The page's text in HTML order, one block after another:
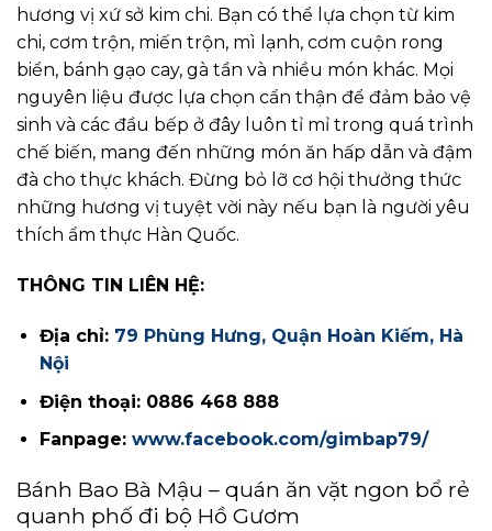
hương vị xứ sở kim chi. Bạn có thể lựa chọn từ kim
chi, cơm trộn, miến trộn, mì lạnh, cơm cuộn rong
biển, bánh gạo cay, gà tần và nhiều món khác. Mọi
nguyên liệu được lựa chọn cẩn thận để đảm bảo vệ
sinh và các đầu bếp ở đây luôn tỉ mỉ trong quá trình
chế biến, mang đến những món ăn hấp dẫn và đậm
đà cho thực khách. Đừng bỏ lỡ cơ hội thưởng thức
những hương vị tuyệt vời này nếu bạn là người yêu
thích ẩm thực Hàn Quốc.
THÔNG TIN LIÊN HỆ:
Địa chỉ:79 Phùng Hưng, Quận Hoàn Kiếm, Hà
Nội
Điện thoại: 0886 468 888
Fanpage: www.facebook.com/gimbap79/
Bánh Bao Bà Mậu – quán ăn vặt ngon bổ rẻ
quanh phố đi bộ Hồ Gươm